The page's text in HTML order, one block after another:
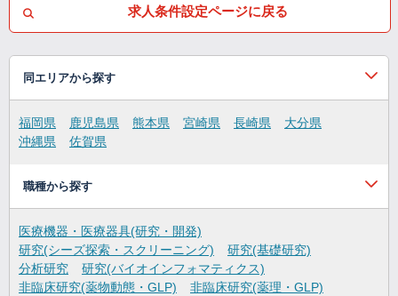
求人条件設定ページに戻る
同エリアから探す
福岡県 鹿児島県 熊本県 宮崎県 長崎県
大分県
沖縄県
佐賀県
職種から探す
医療機器・医療器具(研究・開発)
研究(シーズ探索・スクリーニング)
研究(基礎研究)
分析研究
研究(バイオインフォマティクス)
非臨床研究(薬物動態・GLP)
非臨床研究(薬理・GLP)